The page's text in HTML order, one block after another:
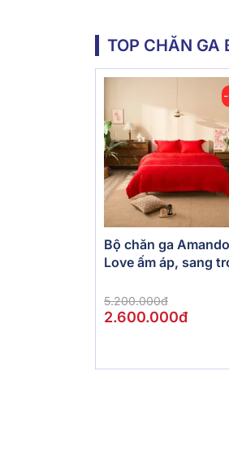
TOP CHĂN GA
Bộ chăn ga Amando
Love ấm áp, sang
5.200.000đ
2.600.000đ